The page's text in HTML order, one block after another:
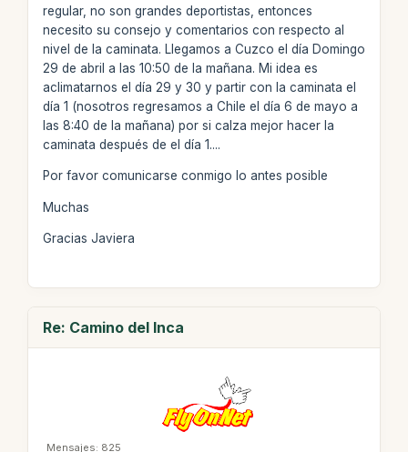
regular, no son grandes deportistas, entonces
necesito su consejo y comentarios con respecto al
nivel de la caminata. Llegamos a Cuzco el día Domingo
29 de abril a las 10:50 de la mañana. Mi idea es
aclimatarnos el día 29 y 30 y partir con la caminata el
día 1 (nosotros regresamos a Chile el día 6 de mayo a
las 8:40 de la mañana) por si calza mejor hacer la
caminata después de el día 1....
Por favor comunicarse conmigo lo antes posible
Muchas
Gracias Javiera
Re: Camino del Inca
Mensajes: 825